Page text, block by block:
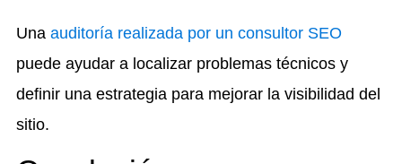
Una auditoría realizada por un consultor SEO
puede ayudar a localizar problemas técnicos y
definir una estrategia para mejorar la visibilidad del
sitio.